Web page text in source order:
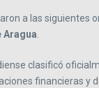
a las siguientes
Aragua.
clasificó
financieras y